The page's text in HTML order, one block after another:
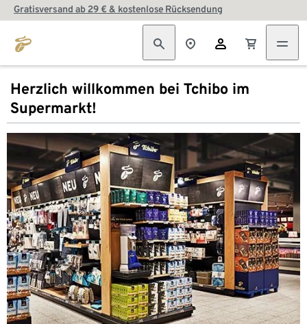
Gratisversand ab 29 € & kostenlose Rücksendung
Herzlich willkommen bei Tchibo im
Supermarkt!